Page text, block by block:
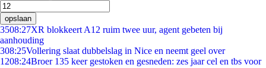
opslaan
3508:27XR blokkeert A12 ruim twee uur, agent gebeten bij
aanhouding
308:25Vollering slaat dubbelslag in Nice en neemt geel over
1208:24Broer 135 keer gestoken en gesneden: zes jaar cel en tbs voor